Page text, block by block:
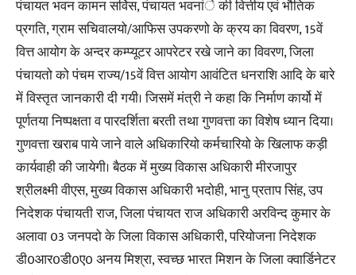
पंचायत भवन कामन सर्विस, पंचायत भवनांे की वित्तीय एवं भौतिक
प्रगति, ग्राम सचिवालयो/आफिस उपकरणो के क्रय का विवरण, 15वें
वित्त आयोग के अन्दर कम्प्यूटर आपरेटर रखे जाने का विवरण, जिला
पंचायतो को पंचम राज्य/15वें वित्त आयोग आवंटित धनराशि आदि के बारे
में विस्तृत जानकारी दी गयी। जिसमें मंत्री ने कहा कि निर्माण कार्यो में
पूर्णतया निष्पक्षता व पारदर्शिता बरती तथा गुणवत्ता का विशेष ध्यान दिया।
गुणवत्ता खराब पाये जाने वाले अधिकारियो कर्मचारियो के खिलाफ कड़ी
कार्यवाही की जायेगी। बैठक में मुख्य विकास अधिकारी मीरजापुर
श्रीलक्ष्मी वीएस, मुख्य विकास अधिकारी भदोही, भानु प्रताप सिंह, उप
निदेशक पंचायती राज, जिला पंचायत राज अधिकारी अरविन्द कुमार के
अलावा 03 जनपदो के जिला विकास अधिकारी, परियोजना निदेशक
डी0आर0डी0ए0 अनय मिश्रा, स्वच्छ भारत मिशन के जिला क्वार्डिनेटर